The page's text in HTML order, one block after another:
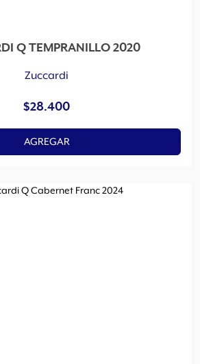
Q TEMPRANILLO 2020
Zuccardi
$28.400
AGREGAR